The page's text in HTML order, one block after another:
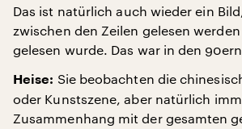
Das ist natürlich auch wieder ein
zwischen den Zeilen gelesen
gelesen wurde. Das war in den
Heise: Sie beobachten die
oder Kunstszene, aber natürlich
Zusammenhang mit der gesamten